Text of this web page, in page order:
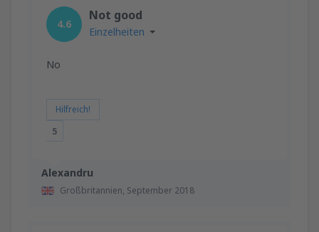
Alexandru
Großbritannien, September 2018
4.6
Not good
Einzelheiten
No
Hilfreich!
5